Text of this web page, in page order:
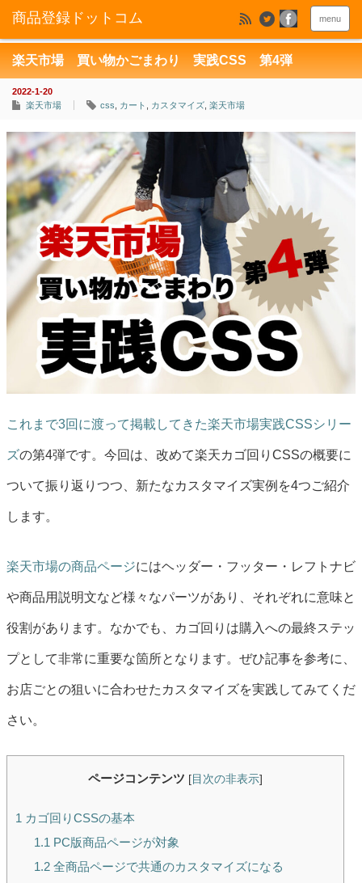
menu
楽天市場 買い物かごまわり 実践CSS 第4弾
2022-1-20
楽天市場
css カート カスタマイズ 楽天市場
これまで3回に渡って掲載してきた楽天市場実践CSSシリー
ズの第4弾です。今回は、改めて楽天カゴ回りCSSの概要に
ついて振り返りつつ、新たなカスタマイズ実例を4つご紹介
します。
楽天市場の商品ページにはヘッダー・フッター・レフトナビ
や商品用説明文など様々なパーツがあり、それぞれに意味と
役割があります。なかでも、カゴ回りは購入への最終ステッ
プとして非常に重要な箇所となります。ぜひ記事を参考に、
お店ごとの狙いに合わせたカスタマイズを実践してみてくだ
さい。
ページコンテンツ [ 目次の非表示]
1 カゴ回りCSSの基本
1.1 PC版商品ページが対象
1.2全商品ページで共通のカスタマイズになる